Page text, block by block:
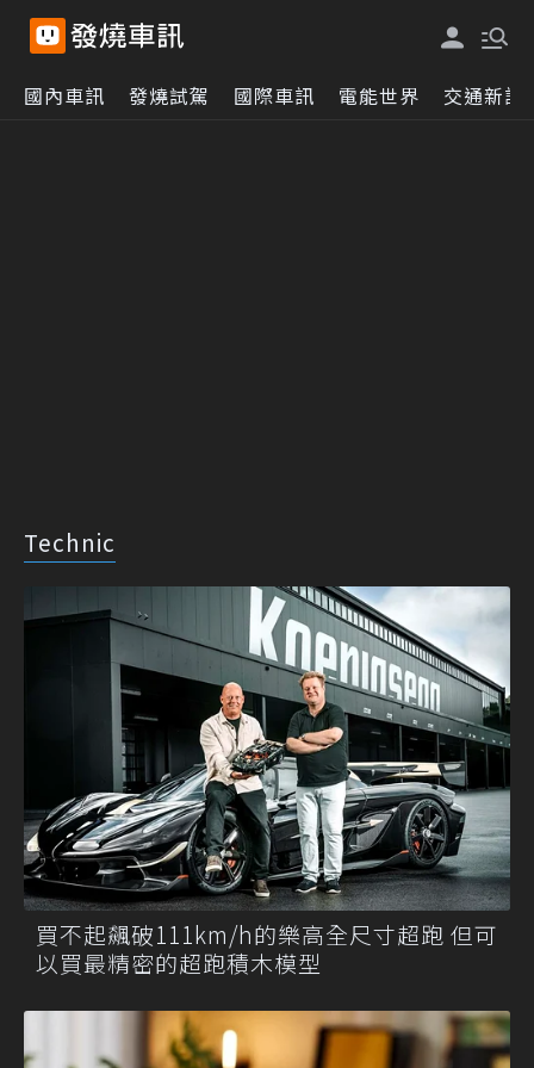
國內車訊 發燒試駕 國際車訊 電能世界 交通新訊
Technic
買不起飆破111km/h的樂高全尺寸超跑 但可
以買最精密的超跑積木模型